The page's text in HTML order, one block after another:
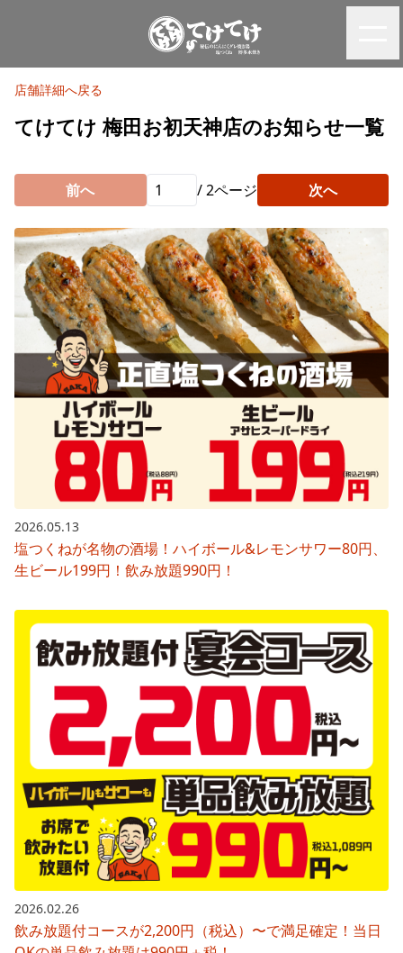
店舗詳細へ戻る
てけてけ 梅田お初天神店のお知らせ一覧
前へ /2ページ 次へ
2026.05.13
塩つくねが名物の酒場！ハイボール&レモンサワー80円、
生ビール199円！飲み放題990円！
2026.02.26
飲み放題付コースが2,200円（税込）〜で満足確定！当日